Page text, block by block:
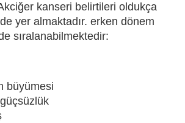
kanseri belirtileri oldukça
yer almaktadır. erken dönem
sıralanabilmektedir:
büyümesi